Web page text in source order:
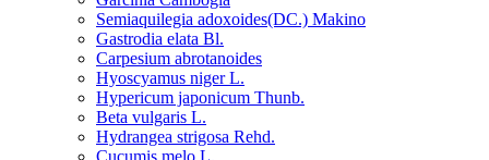
Semiaquilegia adoxoides(DC.) Makino
Gastrodia elata Bl.
Carpesium abrotanoides
Hyoscyamus niger L.
Hypericum japonicum Thunb.
Beta vulgaris L.
Hydrangea strigosa Rehd.
Cucumis melo L.